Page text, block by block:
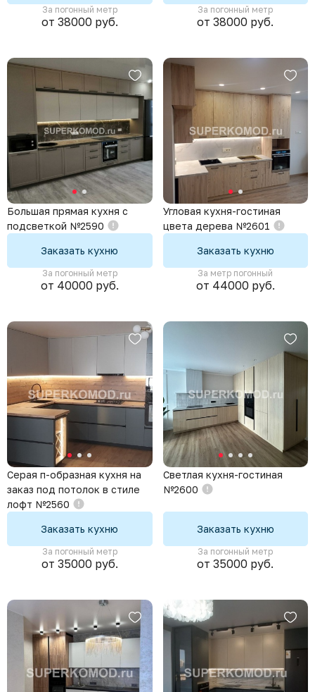
За погонный метр
от 38000 руб.
За погонный метр
от 38000 руб.
Большая прямая кухня с
подсветкой №2590
Заказать кухню
За погонный метр
от 40000 руб.
Угловая кухня-гостиная
цвета дерева №2601
Заказать кухню
За метр погонный
от 44000 руб.
Серая п-образная кухня на
заказ под потолок в стиле
лофт №2560
Заказать кухню
За погонный метр
от 35000 руб.
Светлая кухня-гостиная
№2600
Заказать кухню
За погонный метр
от 35000 руб.